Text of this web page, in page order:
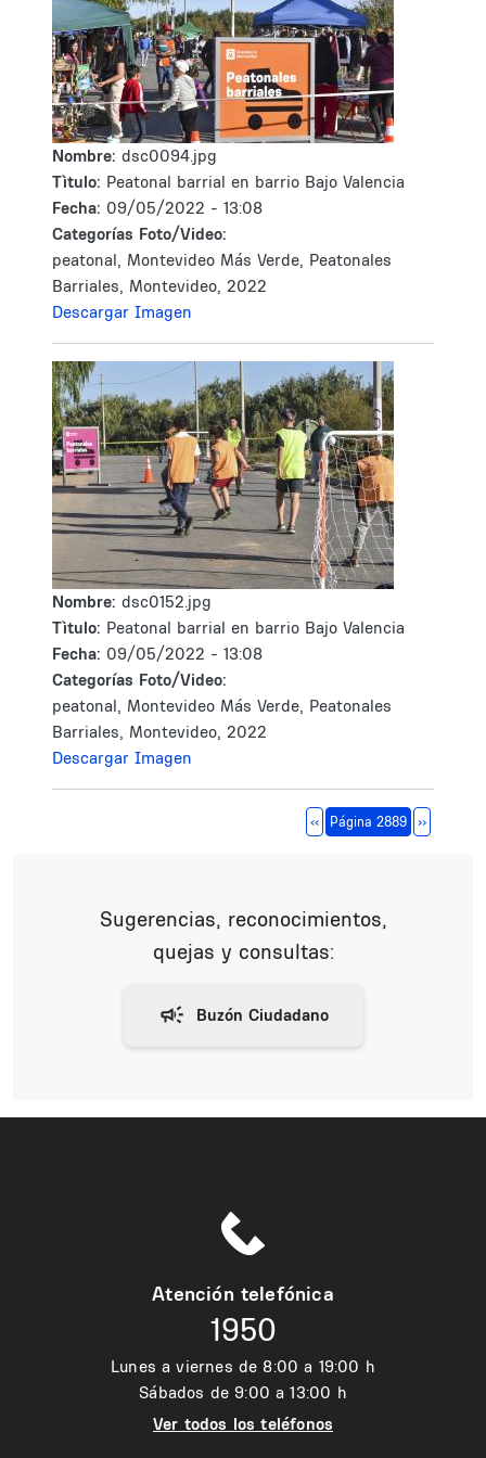
Nombre: dsc0094.jpg
Tìtulo: Peatonal barrial en barrio Bajo Valencia
Fecha: 09/05/2022 - 13:08
Categorías Foto/Video:
peatonal, Montevideo Más Verde, Peatonales
Barriales, Montevideo, 2022
Descargar Imagen
Nombre: dsc0152.jpg
Tìtulo: Peatonal barrial en barrio Bajo Valencia
Fecha: 09/05/2022 - 13:08
Categorías Foto/Video:
peatonal, Montevideo Más Verde, Peatonales
Barriales, Montevideo, 2022
Descargar Imagen
Página anterior
‹‹ Página 2889 Siguiente
››
Sugerencias, reconocimientos,
quejas y consultas:
Atención telefónica
1950
Lunes a viernes de 8:00 a 19:00 h
Sábados de 9:00 a 13:00 h
Ver todos los teléfonos